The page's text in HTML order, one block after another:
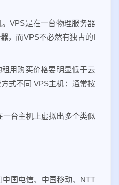
VPS是在一台物理服务器
，而VPS不必然有独占的I
用购买价格要明显低于云
式不同 VPS主机：通常按
台主机上虚拟出多个类似
国电信、中国移动、NTT